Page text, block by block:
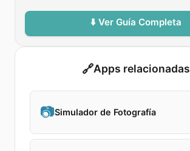
⬇️ Ver Guía Completa
🔗Apps relacionadas
📷Simulador de Fotografía